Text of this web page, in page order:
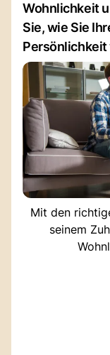
Wohnlichkeit
Sie, wie Sie
Persönlichkeit
Mit den
seinem